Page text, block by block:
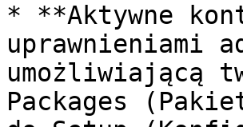
* **Aktywne
uprawnieniami
umożliwiającą
Packages